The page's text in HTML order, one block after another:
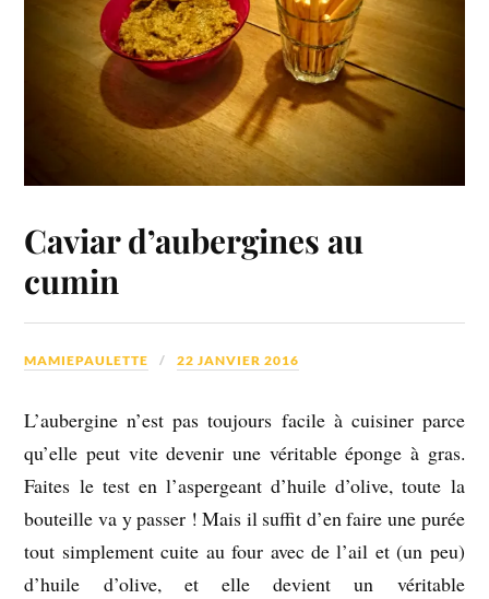
Caviar d’aubergines au
cumin
MAMIEPAULETTE 22 JANVIER 2016
L’aubergine n’est pas toujours facile à cuisiner parce
qu’elle peut vite devenir une véritable éponge à gras.
Faites le test en l’aspergeant d’huile d’olive, toute la
bouteille va y passer ! Mais il suffit d’en faire une purée
tout simplement cuite au four avec de l’ail et (un peu)
d’huile d’olive, et elle devient un véritable